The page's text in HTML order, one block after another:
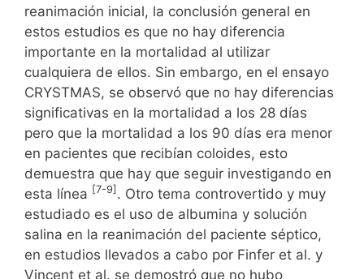
reanimación inicial, la conclusión general en
estos estudios es que no hay diferencia
importante en la mortalidad al utilizar
cualquiera de ellos. Sin embargo, en el ensayo
CRYSTMAS, se observó que no hay diferencias
significativas en la mortalidad a los 28 días
pero que la mortalidad a los 90 días era menor
en pacientes que recibían coloides, esto
demuestra que hay que seguir investigando en
esta línea [7-9] . Otro tema controvertido y muy
estudiado es el uso de albumina y solución
salina en la reanimación del paciente séptico,
en estudios llevados a cabo por Finfer et al. y
Vincent et al. se demostró que no hubo